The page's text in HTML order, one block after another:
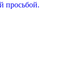
просьбой.